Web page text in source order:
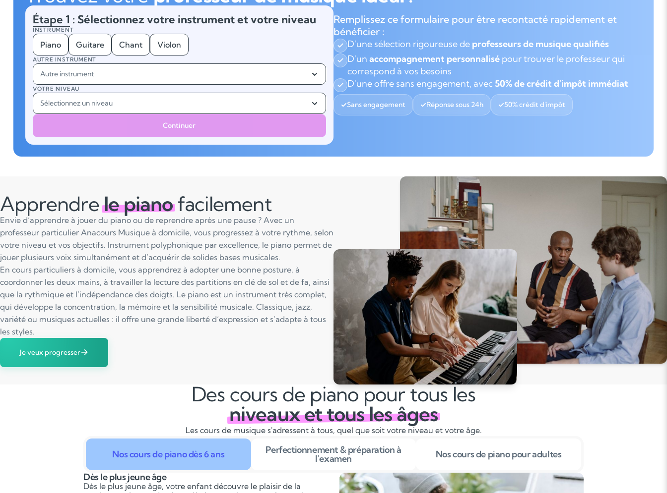
Remplissez ce formulaire pour être recontacté rapidement et
bénéficier :
D'une sélection rigoureuse de professeurs de musique qualifiés
D'un accompagnement personnalisé pour trouver le professeur qui
correspond à vos besoins
D'une offre sans engagement, avec 50% de crédit d'impôt immédiat
Sans engagement Réponse sous 24h 50% crédit d'impôt
Étape 1 : Sélectionnez votre instrument et votre niveau
INSTRUMENT
Piano Guitare Chant Violon
AUTRE INSTRUMENT
Autre instrument
VOTRE NIVEAU
Sélectionnez un niveau
Continuer
Apprendrele pianofacilement
Envie d’apprendre à jouer du piano ou de reprendre après une pause ? Avec un
professeur particulier Anacours Musique à domicile, vous progressez à votre rythme, selon
votre niveau et vos objectifs. Instrument polyphonique par excellence, le piano permet de
jouer plusieurs voix simultanément et d’acquérir de solides bases musicales.
En cours particuliers à domicile, vous apprendrez à adopter une bonne posture, à
coordonner les deux mains, à travailler la lecture des partitions en clé de sol et de fa, ainsi
que la rythmique et l’indépendance des doigts. Le piano est un instrument très complet,
qui développe la concentration, la mémoire et la sensibilité musicale. Classique, jazz,
variété ou musiques actuelles : il offre une grande liberté d’expression et s’adapte à tous
les styles.
Je veux progresser
Des cours de piano pour tous les
niveaux et tous les âges
Les cours de musique s'adressent à tous, quel que soit votre niveau et votre âge.
Nos cours de piano dès 6 ans Perfectionnement & préparation à
l'examen
Nos cours de piano pour adultes
Dès le plus jeune âge
Dès le plus jeune âge, votre enfant découvre le plaisir de la